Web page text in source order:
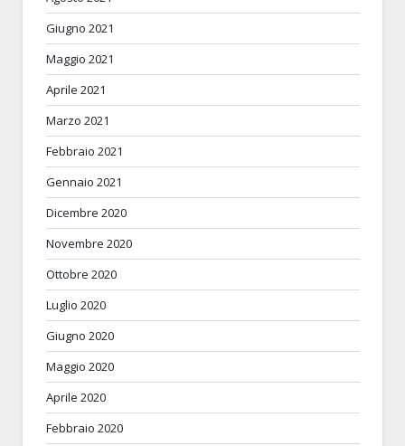
Giugno 2021
Maggio 2021
Aprile 2021
Marzo 2021
Febbraio 2021
Gennaio 2021
Dicembre 2020
Novembre 2020
Ottobre 2020
Luglio 2020
Giugno 2020
Maggio 2020
Aprile 2020
Febbraio 2020